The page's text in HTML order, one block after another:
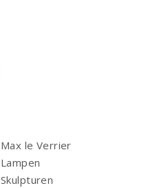
Max le Verrier
Lampen
Skulpturen